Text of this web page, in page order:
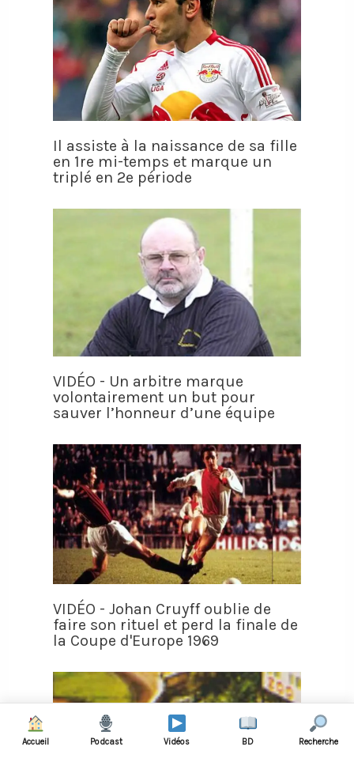
Il assiste à la naissance de sa fille
en 1re mi-temps et marque un
triplé en 2e période
VIDÉO - Un arbitre marque
volontairement un but pour
sauver l’honneur d’une équipe
VIDÉO - Johan Cruyff oublie de
faire son rituel et perd la finale de
la Coupe d'Europe 1969
Accueil Podcast Vidéos BD Recherche